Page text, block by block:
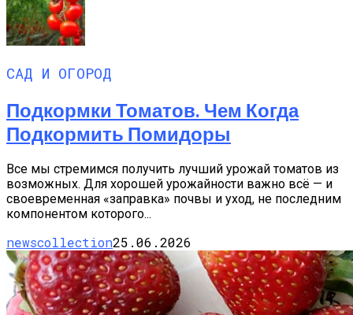
САД И ОГОРОД
Подкормки Томатов. Чем Когда
Подкормить Помидоры
Все мы стремимся получить лучший урожай томатов из
возможных. Для хорошей урожайности важно всё — и
своевременная «заправка» почвы и уход, не последним
компонентом которого...
newscollection25.06.2026